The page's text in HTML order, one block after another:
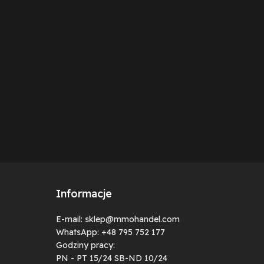
Informacje
E-mail: sklep@mmohandel.com
WhatsApp: +48 795 752 177
Godziny pracy:
PN - PT 15/24 SB-ND 10/24